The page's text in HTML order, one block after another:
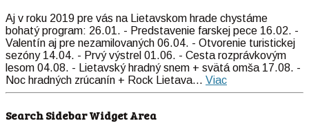
Aj v roku 2019 pre vás na Lietavskom hrade chystáme
bohatý program: 26.01. - Predstavenie farskej pece 16.02. -
Valentín aj pre nezamilovaných 06.04. - Otvorenie turistickej
sezóny 14.04. - Prvý výstrel 01.06. - Cesta rozprávkovým
lesom 04.08. - Lietavský hradný snem + svätá omša 17.08. -
Noc hradných zrúcanín + Rock Lietava... Viac
Search Sidebar Widget Area